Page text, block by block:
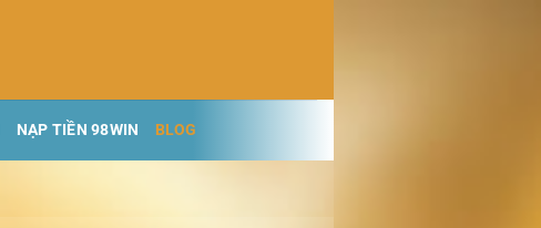
NẠP TIỀN 98WIN BLOG